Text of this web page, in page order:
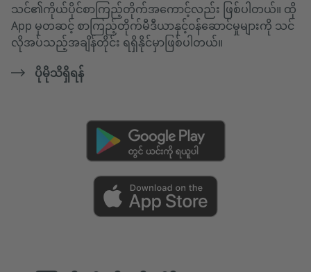
သင်၏ကိုယ်ပိုင်စာကြည့်တိုက်အကောင့်လည်း ဖြစ်ပါတယ်။ ထို
App မှတဆင့် စာကြည့်တိုက်မီဒီယာနှင့်၀န်ဆောင်မှုများကို သင်
လိုအပ်သည့်အချိန်တိုင်း ရရှိနိုင်မှာဖြစ်ပါတယ်။
ပိုမိုသိရှိရန်